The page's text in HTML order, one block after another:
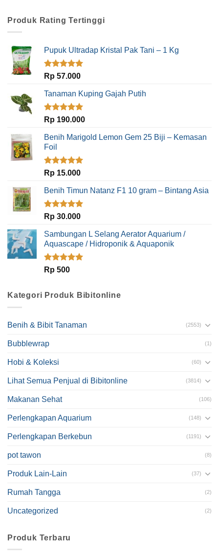
Produk Rating Tertinggi
Pupuk Ultradap Kristal Pak Tani – 1 Kg
Dinilai5.00
dari 5
Rp 57.000
Tanaman Kuping Gajah Putih
Dinilai5.00
dari 5
Rp 190.000
Benih Marigold Lemon Gem 25 Biji – Kemasan
Foil
Dinilai5.00
dari 5
Rp 15.000
Benih Timun Natanz F1 10 gram – Bintang Asia
Dinilai5.00
dari 5
Rp 30.000
Sambungan L Selang Aerator Aquarium /
Aquascape / Hidroponik & Aquaponik
Dinilai5.00
dari 5
Rp 500
Kategori Produk Bibitonline
Benih & Bibit Tanaman (2553)
Bubblewrap (1)
Hobi & Koleksi (60)
Lihat Semua Penjual di Bibitonline (3814)
Makanan Sehat (106)
Perlengkapan Aquarium (148)
Perlengkapan Berkebun (1191)
pot tawon (8)
Produk Lain-Lain (37)
Rumah Tangga (2)
Uncategorized (2)
Produk Terbaru